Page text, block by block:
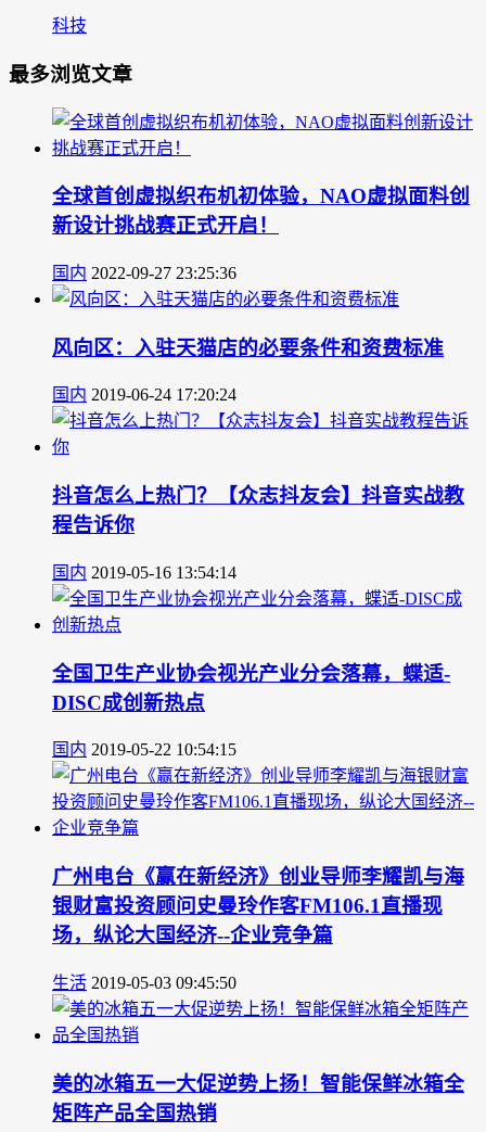
科技
最多浏览文章
全球首创虚拟织布机初体验，NAO虚拟面料创
新设计挑战赛正式开启！
国内 2022-09-27 23:25:36
风向区：入驻天猫店的必要条件和资费标准
国内 2019-06-24 17:20:24
抖音怎么上热门？【众志抖友会】抖音实战教
程告诉你
国内 2019-05-16 13:54:14
全国卫生产业协会视光产业分会落幕，蝶适-
DISC成创新热点
国内 2019-05-22 10:54:15
广州电台《赢在新经济》创业导师李耀凯与海
银财富投资顾问史曼玲作客FM106.1直播现
场，纵论大国经济--企业竞争篇
生活 2019-05-03 09:45:50
美的冰箱五一大促逆势上扬！智能保鲜冰箱全
矩阵产品全国热销